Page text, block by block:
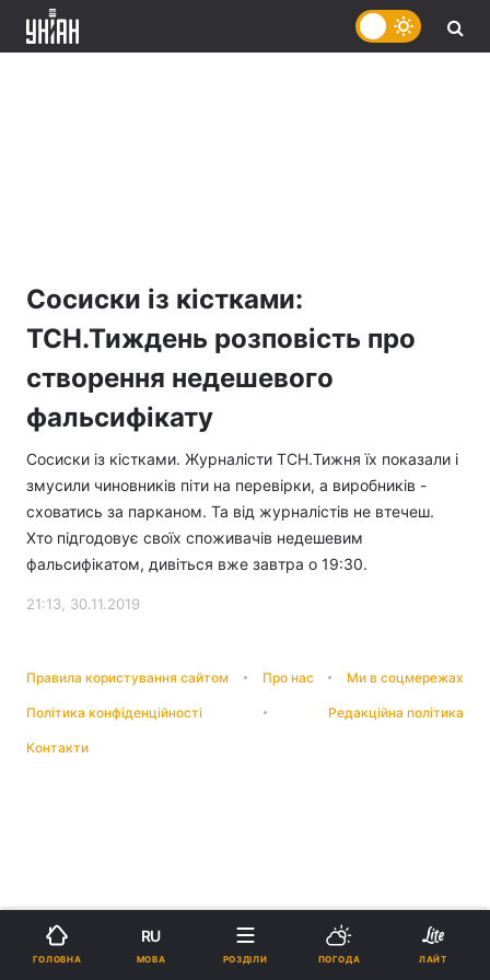
Сосиски із кістками:
ТСН.Тиждень розповість про
створення недешевого
фальсифікату
Сосиски із кістками. Журналісти ТСН.Тижня їх показали і
змусили чиновників піти на перевірки, а виробників -
сховатись за парканом. Та від журналістів не втечеш.
Хто підгодовує своїх споживачів недешевим
фальсифікатом, дивіться вже завтра о 19:30.
21:13, 30.11.2019
Правила користування сайтом Про нас Ми в соцмережах
Політика конфіденційності Редакційна політика
Контакти
ГОЛОВНА
RU
МОВА РОЗДІЛИ ПОГОДА ЛАЙТ